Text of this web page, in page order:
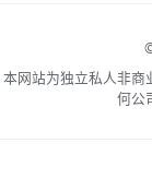
本网站为独立私人非商
何公